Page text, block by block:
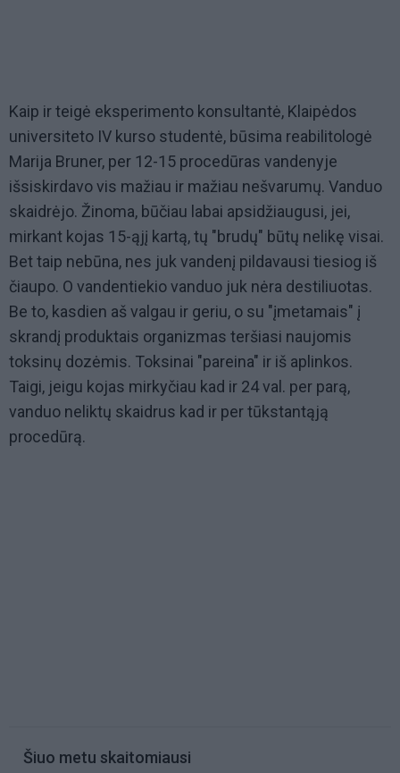
Kaip ir teigė eksperimento konsultantė, Klaipėdos
universiteto IV kurso studentė, būsima reabilitologė
Marija Bruner, per 12-15 procedūras vandenyje
išsiskirdavo vis mažiau ir mažiau nešvarumų. Vanduo
skaidrėjo. Žinoma, būčiau labai apsidžiaugusi, jei,
mirkant kojas 15-ąjį kartą, tų "brudų" būtų nelikę visai.
Bet taip nebūna, nes juk vandenį pildavausi tiesiog iš
čiaupo. O vandentiekio vanduo juk nėra destiliuotas.
Be to, kasdien aš valgau ir geriu, o su "įmetamais" į
skrandį produktais organizmas teršiasi naujomis
toksinų dozėmis. Toksinai "pareina" ir iš aplinkos.
Taigi, jeigu kojas mirkyčiau kad ir 24 val. per parą,
vanduo neliktų skaidrus kad ir per tūkstantąją
procedūrą.
Šiuo metu skaitomiausi